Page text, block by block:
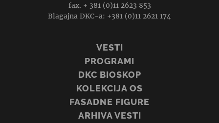
fax. + 381 (0)11 2623 853
Blagajna DKC-a: +381 (0)11 2621 174
VESTI
PROGRAMI
DKC BIOSKOP
KOLEKCIJA OS
FASADNE FIGURE
ARHIVA VESTI